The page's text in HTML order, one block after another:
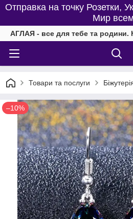
Отправка на точку Розетки,
Мир
АГЛАЯ - все для тебе та родини.
Товари та послуги
–10%